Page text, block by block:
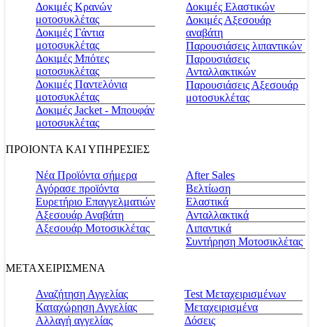
Δοκιμές Κρανών
μοτοσυκλέτας
Δοκιμές Γάντια
μοτοσυκλέτας
Δοκιμές Μπότες
μοτοσυκλέτας
Δοκιμές Παντελόνια
μοτοσυκλέτας
Δοκιμές Jacket - Μπουφάν
μοτοσυκλέτας
Δοκιμές Ελαστικών
Δοκιμές Αξεσουάρ
αναβάτη
Παρουσιάσεις λιπαντικών
Παρουσιάσεις
Ανταλλακτικών
Παρουσιάσεις Αξεσουάρ
μοτοσυκλέτας
ΠΡΟΙΟΝΤΑ ΚΑΙ ΥΠΗΡΕΣΙΕΣ
Νέα Προϊόντα σήμερα
Αγόρασε προϊόντα
Ευρετήριο Επαγγελματιών
Αξεσουάρ Αναβάτη
Αξεσουάρ Μοτοσικλέτας
Αfter Sales
Βελτίωση
Ελαστικά
Ανταλλακτικά
Λιπαντικά
Συντήρηση Μοτοσικλέτας
ΜΕΤΑΧΕΙΡΙΣΜΕΝΑ
Αναζήτηση Αγγελίας
Καταχώρηση Αγγελίας
Αλλαγή αγγελίας
Test Μεταχειρισμένων
Μεταχειρισμένα
Δόσεις